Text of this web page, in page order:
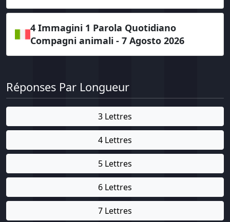
4 Immagini 1 Parola Quotidiano
Compagni animali - 7 Agosto 2026
Réponses Par Longueur
3 Lettres
4 Lettres
5 Lettres
6 Lettres
7 Lettres